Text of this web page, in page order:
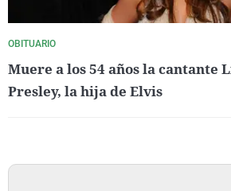
OBITUARIO
Muere a los 54 años la cantante
Presley, la hija de Elvis